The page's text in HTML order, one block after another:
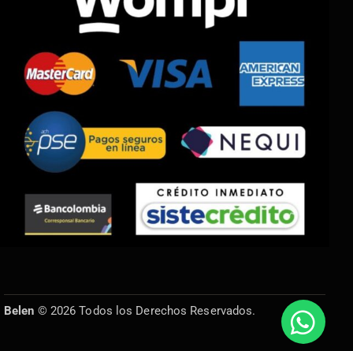
Belen © 2026 Todos los Derechos Reservados.